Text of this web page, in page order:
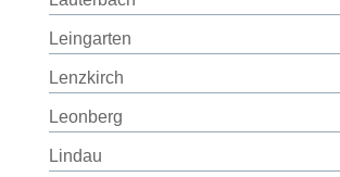
Leingarten
Lenzkirch
Leonberg
Lindau